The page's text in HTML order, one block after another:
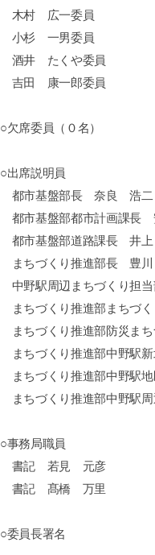
木村 広一委員
小杉 一男委員
酒井 たくや委員
吉田 康一郎委員
○欠席委員（０名）
○出席説明員
都市基盤部長 奈良 浩二
都市基盤部都市計画課
都市基盤部道路課長 井
まちづくり推進部長 豊
中野駅周辺まちづくり担
まちづくり推進部まちづ
まちづくり推進部防災ま
まちづくり推進部中野駅
まちづくり推進部中野駅
まちづくり推進部中野駅
○事務局職員
書記 若見 元彦
書記 髙橋 万里
○委員長署名